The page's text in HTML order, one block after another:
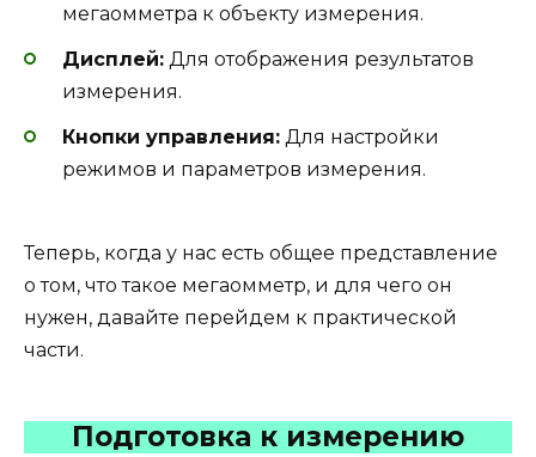
мегаомметра к объекту измерения.
Дисплей: Для отображения результатов
измерения.
Кнопки управления: Для настройки
режимов и параметров измерения.
Теперь, когда у нас есть общее представление
о том, что такое мегаомметр, и для чего он
нужен, давайте перейдем к практической
части.
Подготовка к измерению